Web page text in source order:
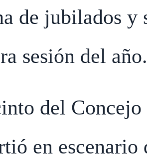
de jubilados y
sesión del año.
del
en escenario